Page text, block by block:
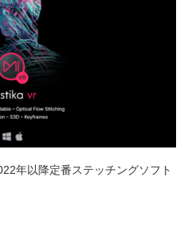
年以降定番ステッチングソフト